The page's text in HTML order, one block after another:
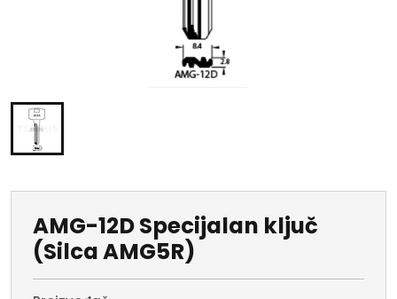
AMG-12D Specijalan ključ
(Silca AMG5R)